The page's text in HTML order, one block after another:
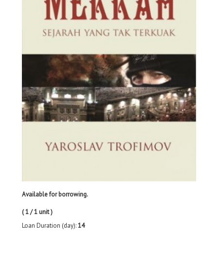
Available for borrowing.
( 1 / 1 unit )
Loan Duration (day):14